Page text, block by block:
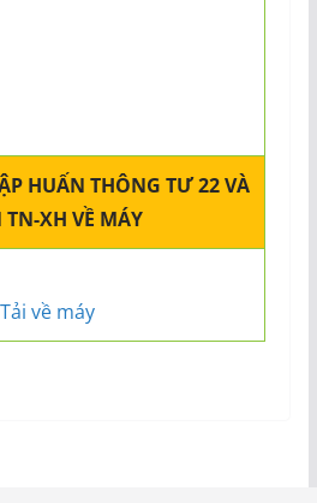
HUẤN THÔNG TƯ 22 VÀ
XH VỀ MÁY
Tải về máy